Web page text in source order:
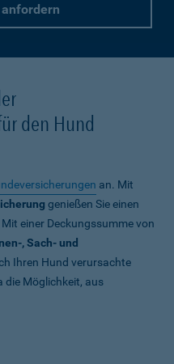
den Hund
an. Mit
genießen Sie einen
einer Deckungssumme von
, Sach- und
Ihren Hund verursachte
die Möglichkeit, aus